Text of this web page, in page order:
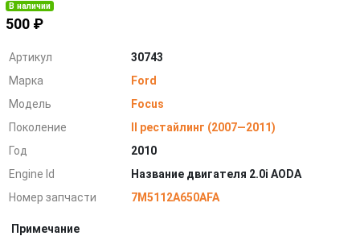
В наличии
500 ₽
Артикул
30743
Марка
Ford
Модель
Focus
Поколение
II рестайлинг (2007—2011)
Год
2010
Engine Id
Название двигателя 2.0i AODA
Номер запчасти
7M5112A650AFA
Примечание